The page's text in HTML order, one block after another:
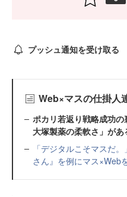
プッシュ通知を受け取る
Web×マスの仕掛人
ポカリ若返り戦略成功
大塚製薬の柔軟さ」があ
「デジタルこそマスだ
さん』を例にマス×Web